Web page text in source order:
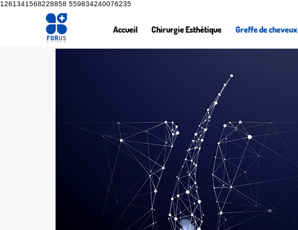
1261341568228858 559834240076235
Accueil Chirurgie Esthétique Greffe de cheveux